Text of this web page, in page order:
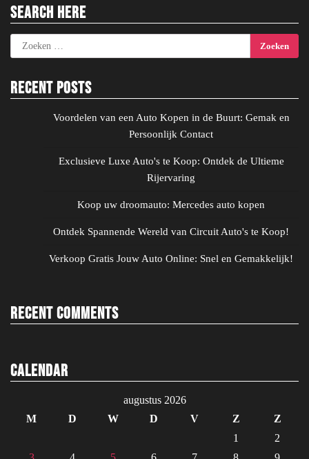
Search Here
Zoeken
naar:
Recent Posts
Voordelen van een Auto Kopen in de Buurt: Gemak en
Persoonlijk Contact
Exclusieve Luxe Auto's te Koop: Ontdek de Ultieme
Rijervaring
Koop uw droomauto: Mercedes auto kopen
Ontdek Spannende Wereld van Circuit Auto's te Koop!
Verkoop Gratis Jouw Auto Online: Snel en Gemakkelijk!
Recent Comments
Calendar
augustus 2026
M
D W D V Z
Z
1
2